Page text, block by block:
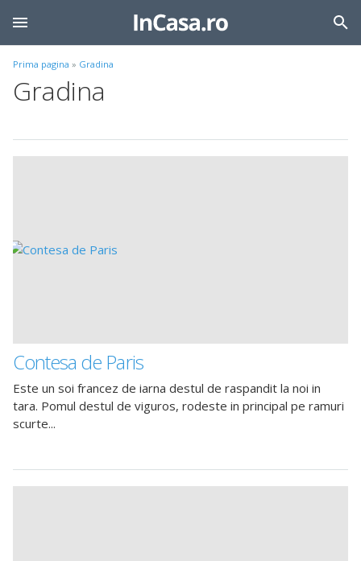
Prima pagina » Gradina
Gradina
Contesa de Paris
Este un soi francez de iarna destul de raspandit la noi in
tara. Pomul destul de viguros, rodeste in principal pe ramuri
scurte...